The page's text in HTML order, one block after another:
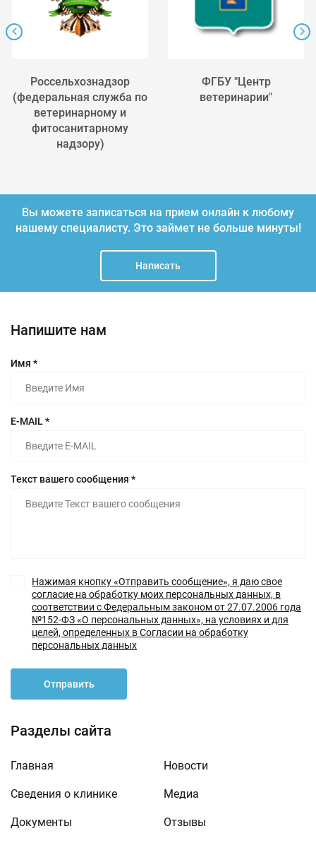
Россельхознадзор
(федеральная служба по
ветеринарному и
фитосанитарному
надзору)
ФГБУ "Центр
ветеринарии"
Вы можете записаться на прием онлайн к любому
нашему специалисту. Это займет не больше минуты!
Написать
Разделы сайта
Главная
Сведения о клинике
Документы
Новости
Медиа
Отзывы
Напишите нам
Имя *
E-MAIL *
Текст вашего сообщения *
Нажимая кнопку «Отправить сообщение», я даю свое
согласие на обработку моих персональных данных, в
соответствии с Федеральным законом от 27.07.2006 года
№152-ФЗ «О персональных данных», на условиях и для
целей, определенных в Согласии на обработку
персональных данных
Отправить